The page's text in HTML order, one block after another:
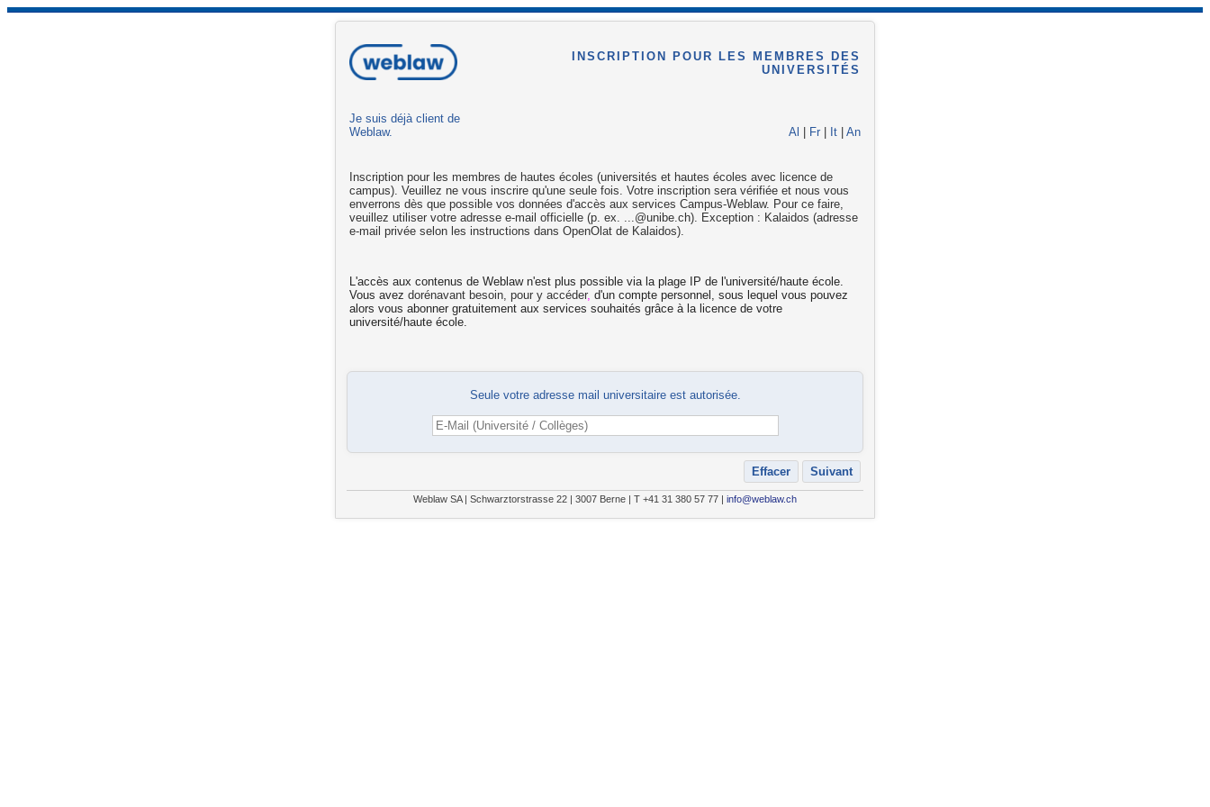
INSCRIPTION POUR LES MEMBRES DES
UNIVERSITÉS
Je suis déjà client de
Weblaw.
Al Fr It An
Inscription pour les membres de hautes écoles (universités et hautes écoles avec licence de
campus). Veuillez ne vous inscrire qu'une seule fois. Votre inscription sera vérifiée et nous vous
enverrons dès que possible vos données d'accès aux services Campus-Weblaw. Pour ce faire,
veuillez utiliser votre adresse e-mail officielle (p. ex. ...@unibe.ch). Exception : Kalaidos (adresse
e-mail privée selon les instructions dans OpenOlat de Kalaidos).
L'accès aux contenus de Weblaw n'est plus possible via la plage IP de l'université/haute école.
Vous avez dorénavant besoin, pour y accéder, d'un compte personnel, sous lequel vous pouvez
alors vous abonner gratuitement aux services souhaités grâce à la licence de votre
université/haute école.
Seule votre adresse mail universitaire est autorisée.
Weblaw SA | Schwarztorstrasse 22 | 3007 Berne | T +41 31 380 57 77 | info@weblaw.ch